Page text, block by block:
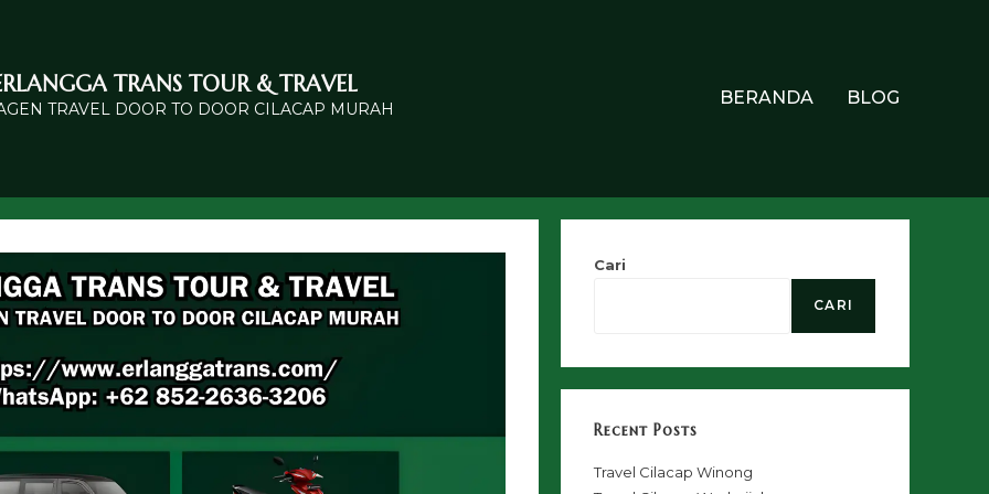
TRANS TOUR & TRAVEL
TRAVEL DOOR TO DOOR CILACAP MURAH
BERANDA BLOG
Cari
CARI
Recent Posts
Travel Cilacap Winong